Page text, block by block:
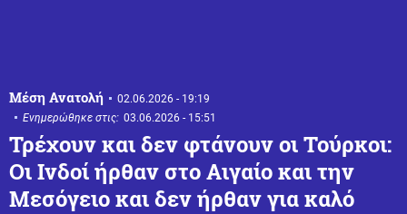
Μέση Ανατολή
02.06.2026 - 19:19
Ενημερώθηκε στις: 03.06.2026 - 15:51
Τρέχουν και δεν φτάνουν οι Τούρκοι:
Οι Ινδοί ήρθαν στο Αιγαίο και την
Μεσόγειο και δεν ήρθαν για καλό